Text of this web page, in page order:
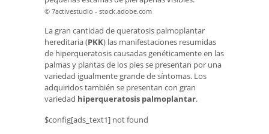
© 7activestudio - stock.adobe.com
La gran cantidad de queratosis palmoplantar
hereditaria (PKK) las manifestaciones resumidas
de hiperqueratosis causadas genéticamente en las
palmas y plantas de los pies se presentan por una
variedad igualmente grande de síntomas. Los
adquiridos también se presentan con gran
variedad hiperqueratosis palmoplantar.
$config[ads_text1] not found